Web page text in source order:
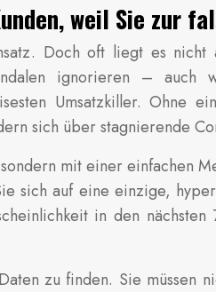
weil Sie zur
Doch oft liegt es
ignorieren – auch
Umsatzkiller. Ohne
sich über stagnierende
mit einer einfachen
sich auf eine einzige,
in den
zu finden. Sie